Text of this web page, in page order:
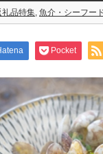
礼品特集, 魚介・シーフー
Pocket